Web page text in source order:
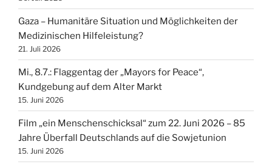
Gaza – Humanitäre Situation und Möglichkeiten der
Medizinischen Hilfeleistung?
21. Juli 2026
Mi., 8.7.: Flaggentag der „Mayors for Peace“,
Kundgebung auf dem Alter Markt
15. Juni 2026
Film „ein Menschenschicksal“ zum 22. Juni 2026 – 85
Jahre Überfall Deutschlands auf die Sowjetunion
15. Juni 2026